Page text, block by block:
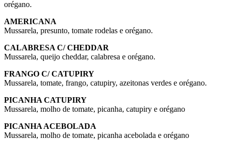
orégano.
AMERICANA
Mussarela, presunto, tomate rodelas e orégano.
CALABRESA C/ CHEDDAR
Mussarela, queijo cheddar, calabresa e orégano.
FRANGO C/ CATUPIRY
Mussarela, tomate, frango, catupiry, azeitonas verdes e orégano.
PICANHA CATUPIRY
Mussarela, molho de tomate, picanha, catupiry e orégano
PICANHA ACEBOLADA
Mussarela, molho de tomate, picanha acebolada e orégano